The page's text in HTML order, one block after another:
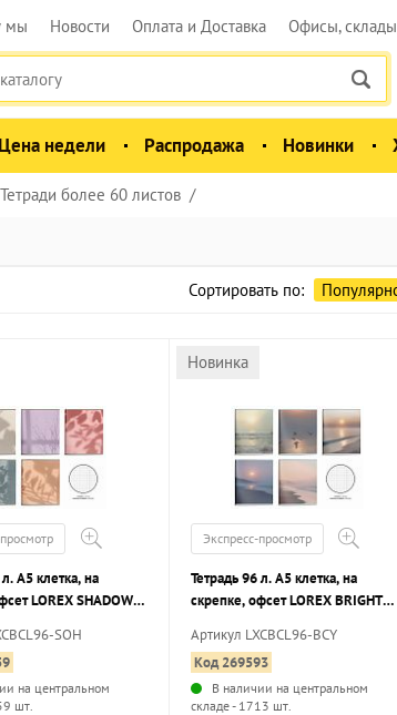
мы Новости Оплата и Доставка Офисы,
Цена недели Распродажа Новинки
Тетради более 60 листов
Сортировать по:
А5 клетка, на
LOREX SHADOW
форзаца, soft
SOH
на центральном
шт.
Новинка
Экспресс-просмотр
Тетрадь 96 л. А5 клетка, на
скрепке, офсет LOREX BRIGHT
запечатка форзаца, матовая
ламинация, эмбоссинг
Артикул LXCBCL96-BCY
Код 269593
В наличии на центральном
складе - 1713 шт.